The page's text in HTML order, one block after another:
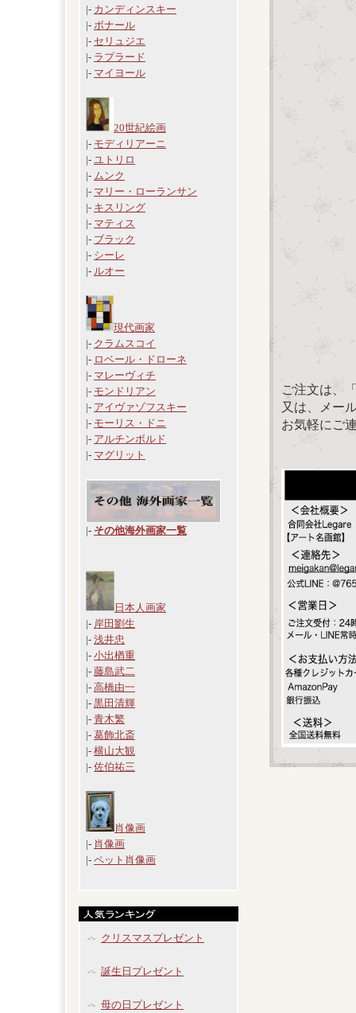
|- カンディンスキー
|- ボナール
|- セリュジエ
|- ラプラード
|- マイヨール
20世紀絵画
|- モディリアーニ
|- ユトリロ
|- ムンク
|- マリー・ローランサン
|- キスリング
|- マティス
|- ブラック
|- シーレ
|- ルオー
現代画家
|- クラムスコイ
|- ロベール・ドローネ
|- マレーヴィチ
|- モンドリアン
|- アイヴァゾフスキー
|- モーリス・ドニ
|- アルチンボルド
|- マグリット
|- その他海外画家一覧
日本人画家
|- 岸田劉生
|- 浅井忠
|- 小出楢重
|- 藤島武二
|- 高橋由一
|- 黒田清輝
|- 青木繁
|- 葛飾北斎
|- 横山大観
|- 佐伯祐三
肖像画
|- 肖像画
|- ペット肖像画
クリスマスプレゼント
誕生日プレゼント
母の日プレゼント
ご注文は、
又は、メー
お気軽にご